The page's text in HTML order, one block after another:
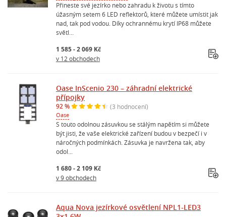
Přineste své jezírko nebo zahradu k životu s tímto
úžasným setem 6 LED reflektorů, které můžete umístit jak
nad, tak pod vodou. Díky ochrannému krytí IP68 můžete
světl...
1 585 - 2 069 Kč
v 12 obchodech
Oase InScenio 230 – záhradní elektrické
přípojky
92 % (3 hodnocení)
Oase
S touto odolnou zásuvkou se stálým napětím si můžete
být jisti, že vaše elektrické zařízení budou v bezpečí i v
náročných podmínkách. Zásuvka je navržena tak, aby
odol...
1 680 - 2 109 Kč
v 9 obchodech
Aqua Nova jezírkové osvětlení NPL1-LED3